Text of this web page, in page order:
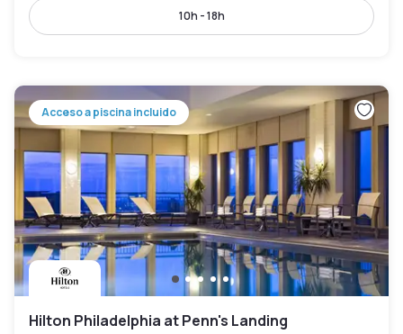
10h - 18h
Acceso a piscina incluido
Hilton Philadelphia at Penn's Landing